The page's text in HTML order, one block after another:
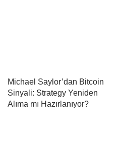
Michael Saylor’dan Bitcoin
Sinyali: Strategy Yeniden
Alıma mı Hazırlanıyor?